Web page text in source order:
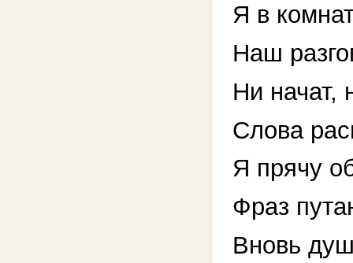
Я в
Наш
Ни начат,
Слова
Я прячу
Фраз
Вновь